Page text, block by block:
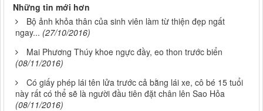
Những tin mới hơn
Bộ ảnh khỏa thân của sinh viên làm từ thiện đẹp ngất
ngay... (27/10/2016)
Mai Phương Thúy khoe ngực đầy, eo thon trước biển
(08/11/2016)
Có giấy phép lái tên lửa trước cả bằng lái xe, cô bé 15 tuổi
này rất có thể sẽ là người đầu tiên đặt chân lên Sao Hỏa
(08/11/2016)